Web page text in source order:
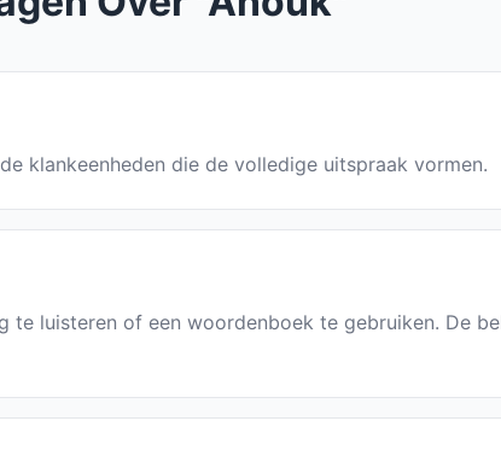
klankeenheden die de volledige uitspraak vormen.
luisteren of een woordenboek te gebruiken. De